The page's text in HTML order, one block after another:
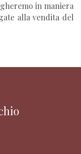
in maniera
alla vendita del